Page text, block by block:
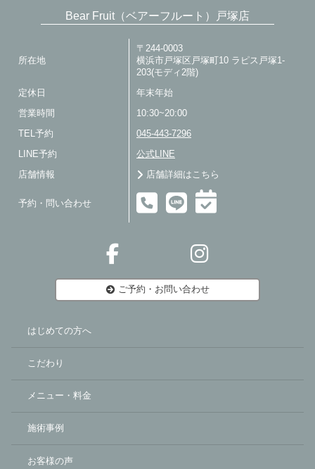
Bear Fruit（ベアーフルート）戸塚店
所在地
〒244-0003
横浜市戸塚区戸塚町10 ラピス戸塚1-
203(モディ2階)
定休日 年末年始
営業時間 10:30~20:00
TEL予約 045-443-7296
LINE予約 公式LINE
店舗情報 店舗詳細はこちら
予約・問い合わせ
ご予約・お問い合わせ
はじめての方へ
こだわり
メニュー・料金
施術事例
お客様の声